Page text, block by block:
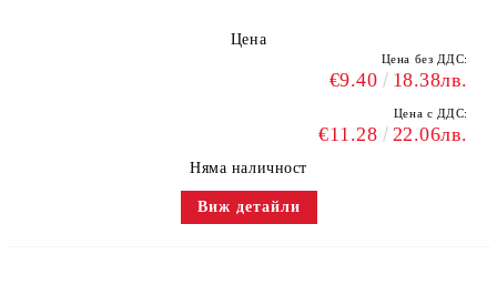
Цена
Цена без ДДС:
€9.40 18.38лв.
Цена с ДДС:
€11.28 22.06лв.
Няма наличност
Виж детайли